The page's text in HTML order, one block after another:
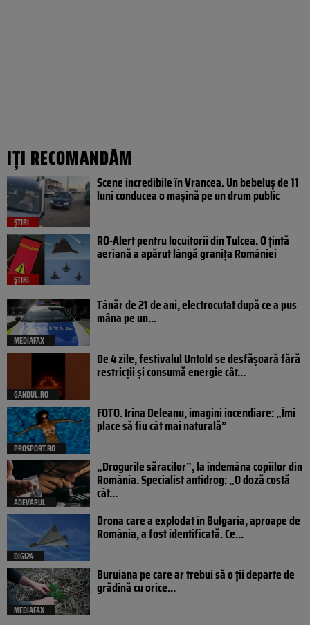
IȚI RECOMANDĂM
ȘTIRI
Scene incredibile în Vrancea. Un bebeluș de 11
luni conducea o mașină pe un drum public
ȘTIRI
RO-Alert pentru locuitorii din Tulcea. O țintă
aeriană a apărut lângă granița României
MEDIAFAX
Tânăr de 21 de ani, electrocutat după ce a pus
mâna pe un...
GANDUL.RO
De 4 zile, festivalul Untold se desfășoară fără
restricții și consumă energie cât...
PROSPORT.RO
FOTO. Irina Deleanu, imagini incendiare: „Îmi
place să fiu cât mai naturală”
ADEVARUL
„Drogurile săracilor”, la îndemâna copiilor din
România. Specialist antidrog: „O doză costă
cât...
DIGI24
Drona care a explodat în Bulgaria, aproape de
România, a fost identificată. Ce...
MEDIAFAX
Buruiana pe care ar trebui să o ții departe de
grădină cu orice...